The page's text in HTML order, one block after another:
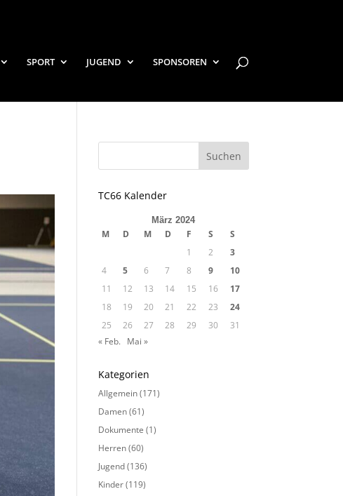
SPORT JUGEND SPONSOREN
TC66 Kalender
März 2024
M D M D F S
S
1
2
3
4
5 6 7 8 9
10
11
12 13 14 15 16
17
18
19 20 21 22 23
24
25
26 27 28 29 30
31
« Feb. Mai »
Kategorien
Allgemein(171)
Damen(61)
Dokumente (1)
Herren(60)
Jugend(136)
Kinder(119)